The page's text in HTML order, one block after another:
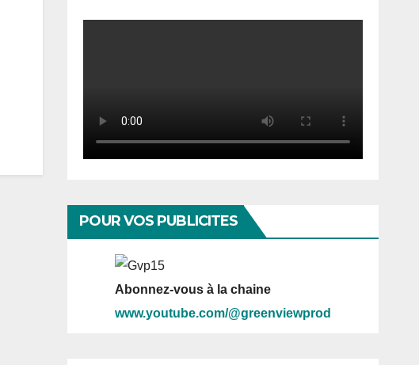
POUR VOS PUBLICITES
Abonnez-vous à la chaine
www.youtube.com/@greenviewprod